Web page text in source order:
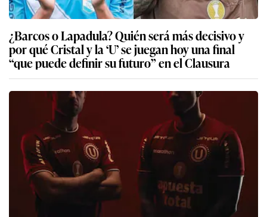
¿Barcos o Lapadula? Quién será más decisivo y
por qué Cristal y la ‘U’ se juegan hoy una final
“que puede definir su futuro” en el Clausura